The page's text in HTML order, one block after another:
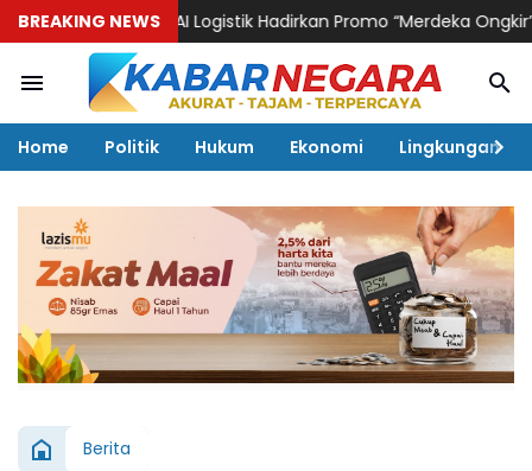
BREAKING NEWS
KAI Logistik Hadirkan Promo “Merdeka Ongkir” untuk
Home Politik Hukum Ekonomi Lingkungan
Berita